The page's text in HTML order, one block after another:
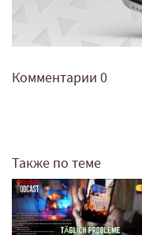
Комментарии 0
Также по теме